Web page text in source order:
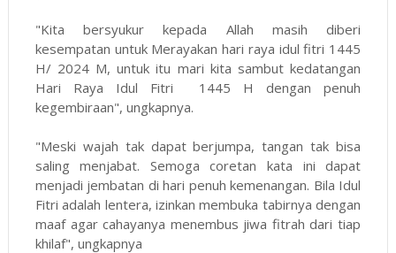
"Kita bersyukur kepada Allah masih diberi
kesempatan untuk Merayakan hari raya idul fitri 1445
H/ 2024 M, untuk itu mari kita sambut kedatangan
Hari Raya Idul Fitri 1445 H dengan penuh
kegembiraan", ungkapnya.
"Meski wajah tak dapat berjumpa, tangan tak bisa
saling menjabat. Semoga coretan kata ini dapat
menjadi jembatan di hari penuh kemenangan. Bila Idul
Fitri adalah lentera, izinkan membuka tabirnya dengan
maaf agar cahayanya menembus jiwa fitrah dari tiap
khilaf", ungkapnya